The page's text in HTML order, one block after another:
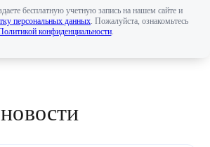
бесплатную учетную запись на нашем сайте и
персональных данных . Пожалуйста, ознакомьтесь
конфиденциальности.